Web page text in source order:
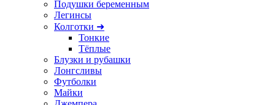
Подушки беременным
Легинсы
Колготки ➜
Тонкие
Тёплые
Блузки и рубашки
Лонгсливы
Футболки
Майки